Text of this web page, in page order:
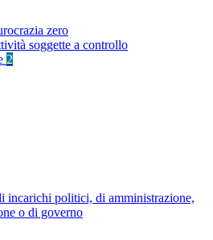
zero
soggette a controllo
2
incarichi politici, di amministrazione,
o di governo